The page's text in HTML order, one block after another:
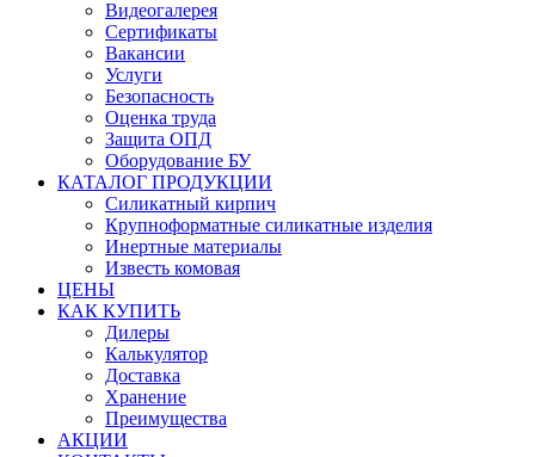
Видеогалерея
Сертификаты
Вакансии
Услуги
Безопасность
Оценка труда
Защита ОПД
Оборудование БУ
КАТАЛОГ ПРОДУКЦИИ
Силикатный кирпич
Крупноформатные силикатные изделия
Инертные материалы
Известь комовая
ЦЕНЫ
КАК КУПИТЬ
Дилеры
Калькулятор
Доставка
Хранение
Преимущества
АКЦИИ